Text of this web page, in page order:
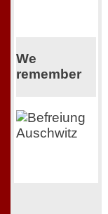
We
remember